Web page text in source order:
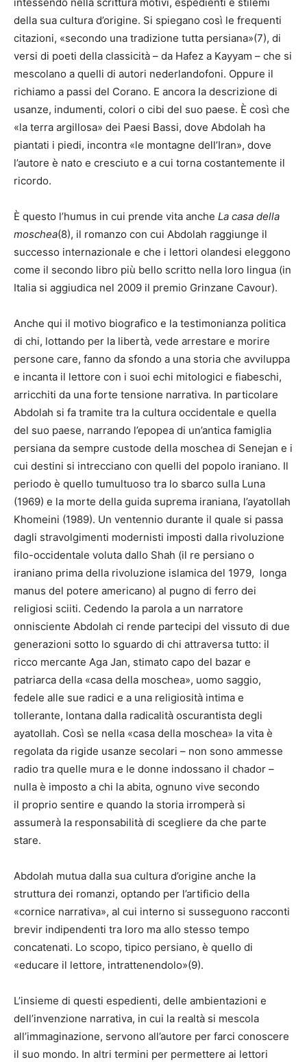
intessendo nella scrittura motivi, espedienti e stilemi
della sua cultura d’origine. Si spiegano così le frequenti
citazioni, «secondo una tradizione tutta persiana»(7), di
versi di poeti della classicità – da Hafez a Kayyam – che si
mescolano a quelli di autori nederlandofoni. Oppure il
richiamo a passi del Corano. E ancora la descrizione di
usanze, indumenti, colori o cibi del suo paese. È così che
«la terra argillosa» dei Paesi Bassi, dove Abdolah ha
piantati i piedi, incontra «le montagne dell’Iran», dove
l’autore è nato e cresciuto e a cui torna costantemente il
ricordo.
È questo l’humus in cui prende vita anche La casa della
moschea(8), il romanzo con cui Abdolah raggiunge il
successo internazionale e che i lettori olandesi eleggono
come il secondo libro più bello scritto nella loro lingua (in
Italia si aggiudica nel 2009 il premio Grinzane Cavour).
Anche qui il motivo biografico e la testimonianza politica
di chi, lottando per la libertà, vede arrestare e morire
persone care, fanno da sfondo a una storia che avviluppa
e incanta il lettore con i suoi echi mitologici e fiabeschi,
arricchiti da una forte tensione narrativa. In particolare
Abdolah si fa tramite tra la cultura occidentale e quella
del suo paese, narrando l’epopea di un’antica famiglia
persiana da sempre custode della moschea di Senejan e i
cui destini si intrecciano con quelli del popolo iraniano. Il
periodo è quello tumultuoso tra lo sbarco sulla Luna
(1969) e la morte della guida suprema iraniana, l’ayatollah
Khomeini (1989). Un ventennio durante il quale si passa
dagli stravolgimenti modernisti imposti dalla rivoluzione
filo-occidentale voluta dallo Shah (il re persiano o
iraniano prima della rivoluzione islamica del 1979, longa
manus del potere americano) al pugno di ferro dei
religiosi sciiti. Cedendo la parola a un narratore
onnisciente Abdolah ci rende partecipi del vissuto di due
generazioni sotto lo sguardo di chi attraversa tutto: il
ricco mercante Aga Jan, stimato capo del bazar e
patriarca della «casa della moschea», uomo saggio,
fedele alle sue radici e a una religiosità intima e
tollerante, lontana dalla radicalità oscurantista degli
ayatollah. Così se nella «casa della moschea» la vita è
regolata da rigide usanze secolari – non sono ammesse
radio tra quelle mura e le donne indossano il chador –
nulla è imposto a chi la abita, ognuno vive secondo
il proprio sentire e quando la storia irromperà si
assumerà la responsabilità di scegliere da che parte
stare.
Abdolah mutua dalla sua cultura d’origine anche la
struttura dei romanzi, optando per l’artificio della
«cornice narrativa», al cui interno si susseguono racconti
brevir indipendenti tra loro ma allo stesso tempo
concatenati. Lo scopo, tipico persiano, è quello di
«educare il lettore, intrattenendolo»(9).
L’insieme di questi espedienti, delle ambientazioni e
dell’invenzione narrativa, in cui la realtà si mescola
all’immaginazione, servono all’autore per farci conoscere
il suo mondo. In altri termini per permettere ai lettori